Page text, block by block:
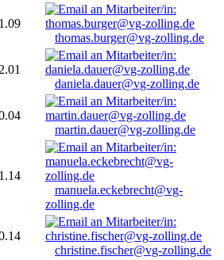
1.09
thomas.burger@vg-zolling.de
2.01
daniela.dauer@vg-zolling.de
martin.dauer@vg-zolling.de
1.14
manuela.eckebrecht@vg-
zolling.de
christine.fischer@vg-zolling.de